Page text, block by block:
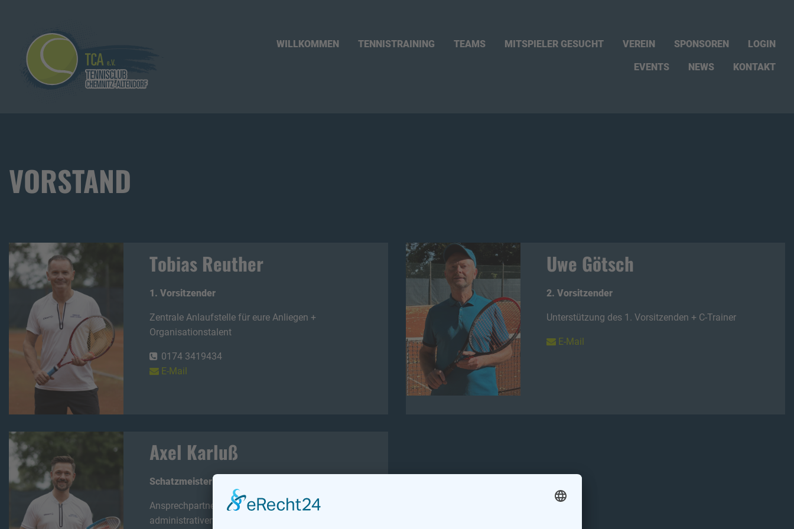
WILLKOMMEN TENNISTRAINING TEAMS MITSPIELER GESUCHT VEREIN SPONSOREN LOGIN
EVENTS NEWS KONTAKT
VORSTAND
Tobias Reuther
1. Vorsitzender
Zentrale Anlaufstelle für eure Anliegen +
Organisationstalent
0174 3419434
E-Mail
Uwe Götsch
2. Vorsitzender
Unterstützung des 1. Vorsitzenden + C-Trainer
E-Mail
Axel Karluß
Schatzmeister
Ansprechpartner für alle finanziellen und
administrativen Anliegen